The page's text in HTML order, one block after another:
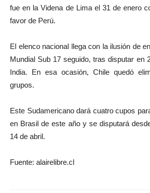
fue en la Videna de Lima el 31 de enero
favor de Perú.
El elenco nacional llega con la ilusión de
Mundial Sub 17 seguido, tras disputar en
India. En esa ocasión, Chile quedó
grupos.
Este Sudamericano dará cuatro cupos
en Brasil de este año y se disputará
14 de abril.
Fuente: alairelibre.cl